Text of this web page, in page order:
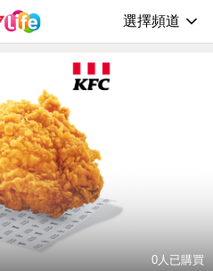
選擇頻道
0人已購買